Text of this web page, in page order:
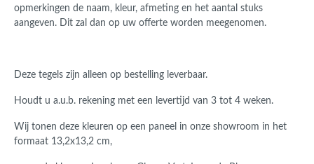
opmerkingen de naam, kleur, afmeting en het aantal stuks
aangeven. Dit zal dan op uw offerte worden meegenomen.
Deze tegels zijn alleen op bestelling leverbaar.
Houdt u a.u.b. rekening met een levertijd van 3 tot 4 weken.
Wij tonen deze kleuren op een paneel in onze showroom in het
formaat 13,2x13,2 cm,